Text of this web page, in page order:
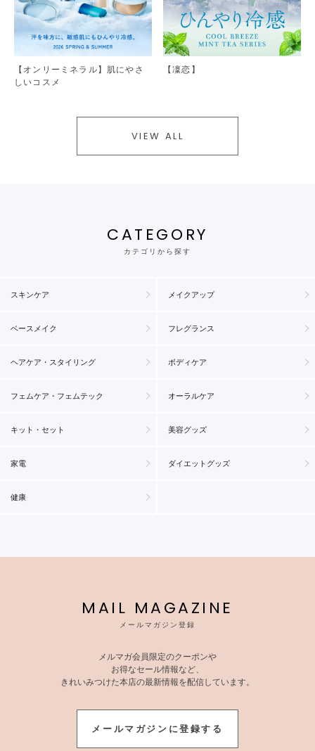
【オンリーミネラル】肌にやさ
しいコスメ
【凜恋】
VIEW ALL
CATEGORY
カテゴリから探す
スキンケア メイクアップ
ベースメイク フレグランス
ヘアケア・スタイリング ボディケア
フェムケア・フェムテック オーラルケア
キット・セット 美容グッズ
家電 ダイエットグッズ
健康
MAIL MAGAZINE
メールマガジン登録
メルマガ会員限定のクーポンや
お得なセール情報など、
きれいみつけた本店の最新情報を配信しています。
メールマガジンに登録する